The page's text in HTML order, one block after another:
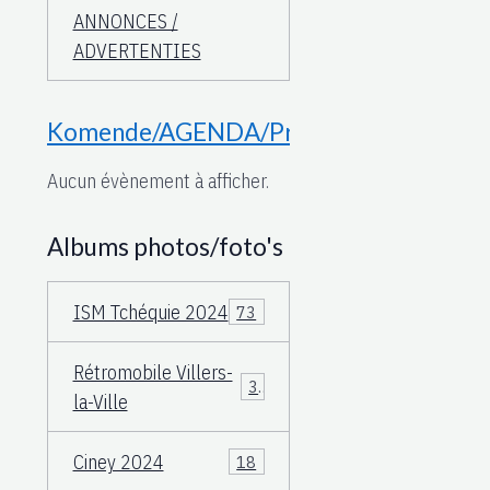
ANNONCES /
ADVERTENTIES
Komende/AGENDA/Proche
Aucun évènement à afficher.
Albums photos/foto's
ISM Tchéquie 2024 73
Rétromobile Villers-
la-Ville
3
Ciney 2024 18